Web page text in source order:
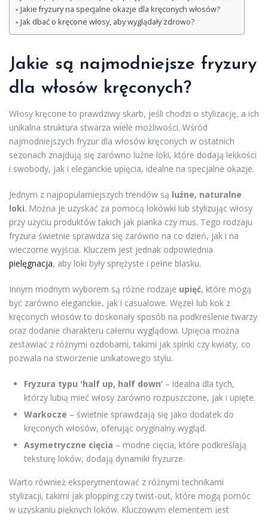
Jakie fryzury na specjalne okazje dla kręconych włosów?
Jak dbać o kręcone włosy, aby wyglądały zdrowo?
Jakie są najmodniejsze fryzury
dla włosów kręconych?
Włosy kręcone to prawdziwy skarb, jeśli chodzi o stylizację, a ich
unikalna struktura stwarza wiele możliwości. Wśród
najmodniejszych fryzur dla włosów kręconych w ostatnich
sezonach znajdują się zarówno luźne loki, które dodają lekkości
i swobody, jak i eleganckie upięcia, idealne na specjalne okazje.
Jednym z najpopularniejszych trendów są luźne, naturalne
loki. Można je uzyskać za pomocą lokówki lub stylizując włosy
przy użyciu produktów takich jak pianka czy mus. Tego rodzaju
fryzura świetnie sprawdza się zarówno na co dzień, jak i na
wieczorne wyjścia. Kluczem jest jednak odpowiednia
pielęgnacja, aby loki były sprężyste i pełne blasku.
Innym modnym wyborem są różne rodzaje upięć, które mogą
być zarówno eleganckie, jak i casualowe. Węzeł lub kok z
kręconych włosów to doskonały sposób na podkreślenie twarzy
oraz dodanie charakteru całemu wyglądowi. Upięcia można
zestawiać z różnymi ozdobami, takimi jak spinki czy kwiaty, co
pozwala na stworzenie unikatowego stylu.
Fryzura typu 'half up, half down’ – idealna dla tych,
którzy lubią mieć włosy zarówno rozpuszczone, jak i upięte.
Warkocze – świetnie sprawdzają się jako dodatek do
kręconych włosów, oferując oryginalny wygląd.
Asymetryczne cięcia – modne cięcia, które podkreślają
teksturę loków, dodają dynamiki fryzurze.
Warto również eksperymentować z różnymi technikami
stylizacji, takimi jak plopping czy twist-out, które mogą pomóc
w uzyskaniu pięknych loków. Kluczowym elementem jest